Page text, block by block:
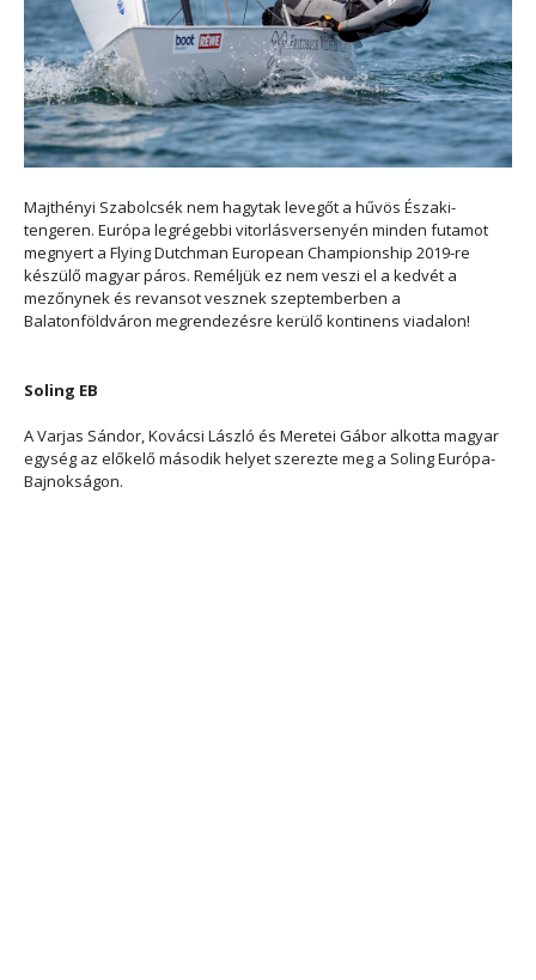
Majthényi Szabolcsék nem hagytak levegőt a hűvös Északi-
tengeren. Európa legrégebbi vitorlásversenyén minden futamot
megnyert a Flying Dutchman European Championship 2019-re
készülő magyar páros. Reméljük ez nem veszi el a kedvét a
mezőnynek és revansot vesznek szeptemberben a
Balatonföldváron megrendezésre kerülő kontinens viadalon!
Soling EB
A Varjas Sándor, Kovácsi László és Meretei Gábor alkotta magyar
egység az előkelő második helyet szerezte meg a Soling Európa-
Bajnokságon.